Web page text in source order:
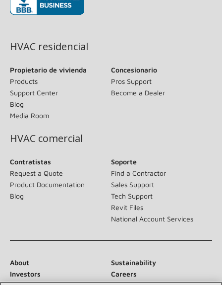
HVAC residencial
Propietario de vivienda
Products
Support Center
Blog
Media Room
Concesionario
Pros Support
Become a Dealer
HVAC comercial
Contratistas
Request a Quote
Product Documentation
Blog
Soporte
Find a Contractor
Sales Support
Tech Support
Revit Files
National Account Services
About
Sustainability
Investors
Careers